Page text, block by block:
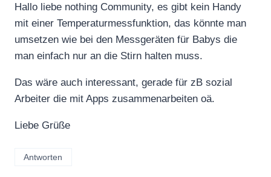
g
e
n
Hallo liebe nothing Community, es gibt kein Handy
mit einer Temperaturmessfunktion, das könnte man
umsetzen wie bei den Messgeräten für Babys die
man einfach nur an die Stirn halten muss.
Das wäre auch interessant, gerade für zB sozial
Arbeiter die mit Apps zusammenarbeiten oä.
Liebe Grüße
Antworten